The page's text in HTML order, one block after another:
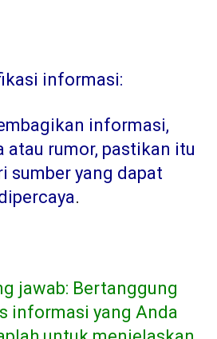
informasi:
informasi,
atau rumor, pastikan itu
sumber yang dapat
.
jawab: Bertanggung
informasi yang Anda